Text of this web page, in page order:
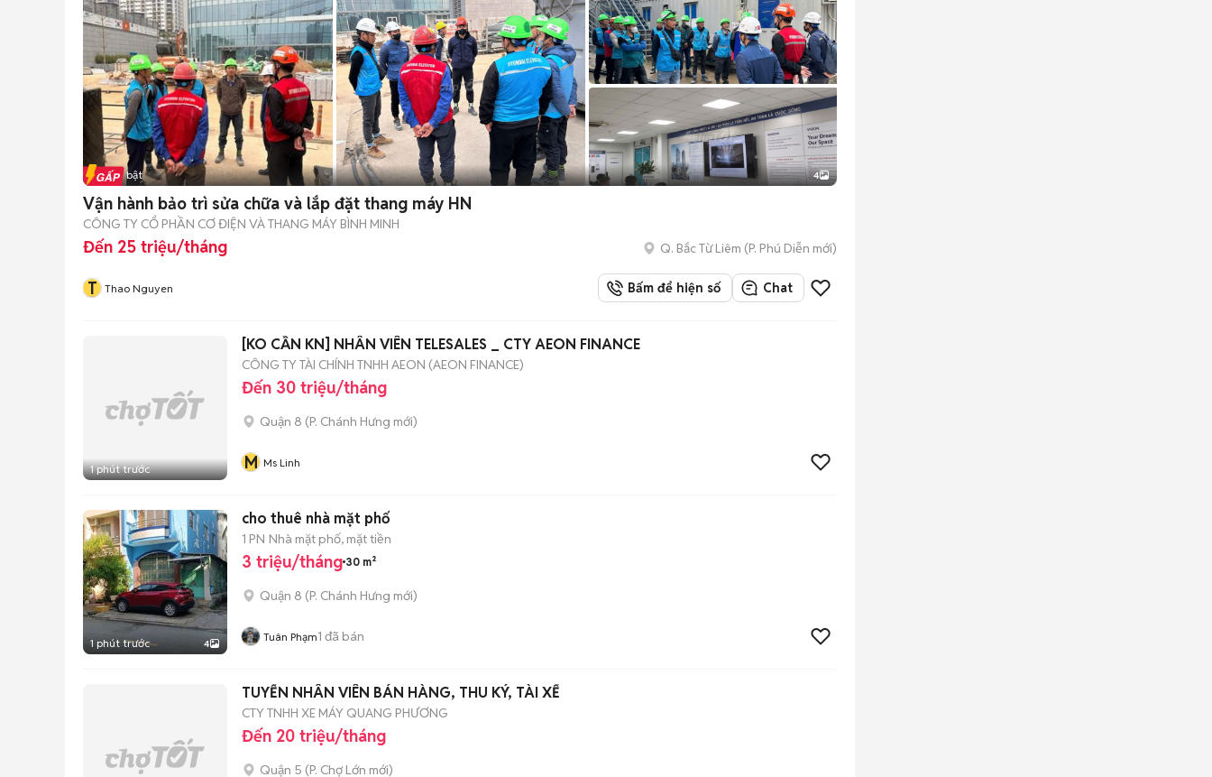
Tin nổi bật 4
Vận hành bảo trì sửa chữa và lắp đặt thang máy HN
CÔNG TY CỔ PHẦN CƠ ĐIỆN VÀ THANG MÁY BÌNH MINH
Đến 25 triệu/tháng Q. Bắc Từ Liêm (P. Phú Diễn mới)
T Thao Nguyen Bấm để hiện số Chat
1 phút trước
[KO CẦN KN] NHÂN VIÊN TELESALES _ CTY AEON FINANCE
CÔNG TY TÀI CHÍNH TNHH AEON (AEON FINANCE)
Đến 30 triệu/tháng
Quận 8 (P. Chánh Hưng mới)
M Ms Linh
1 phút trước 4
cho thuê nhà mặt phố
1 PN Nhà mặt phố, mặt tiền
3 triệu/tháng 30 m²
Quận 8 (P. Chánh Hưng mới)
Tuân Phạm1 đã bán
TUYỂN NHÂN VIÊN BÁN HÀNG, THU KÝ, TÀI XẾ
CTY TNHH XE MÁY QUANG PHƯƠNG
Đến 20 triệu/tháng
Quận 5 (P. Chợ Lớn mới)